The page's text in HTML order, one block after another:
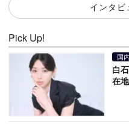
インタビ
Pick Up!
国
白
在地